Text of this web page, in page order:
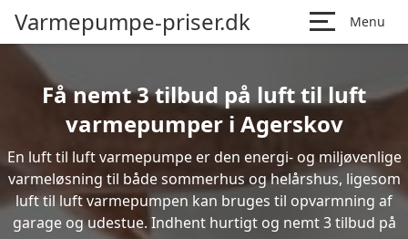
Varmepumpe-priser.dk Menu
Få nemt 3 tilbud på luft til luft
varmepumper i Agerskov
En luft til luft varmepumpe er den energi- og miljøvenlige
varmeløsning til både sommerhus og helårshus, ligesom
luft til luft varmepumpen kan bruges til opvarmning af
garage og udestue. Indhent hurtigt og nemt 3 tilbud på